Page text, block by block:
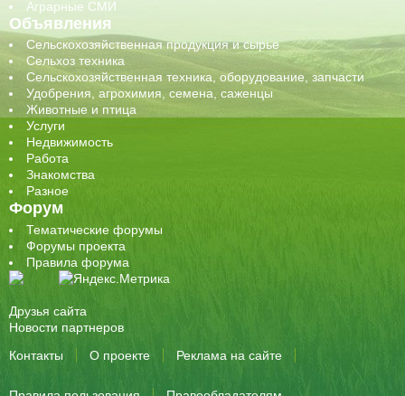
Аграрные СМИ
Объявления
Сельскохозяйственная продукция и сырье
Сельхоз техника
Сельскохозяйственная техника, оборудование, запчасти
Удобрения, агрохимия, семена, саженцы
Животные и птица
Услуги
Недвижимость
Работа
Знакомства
Разное
Форум
Тематические форумы
Форумы проекта
Правила форума
Друзья сайта
Новости партнеров
Контакты
О проекте Реклама на сайте